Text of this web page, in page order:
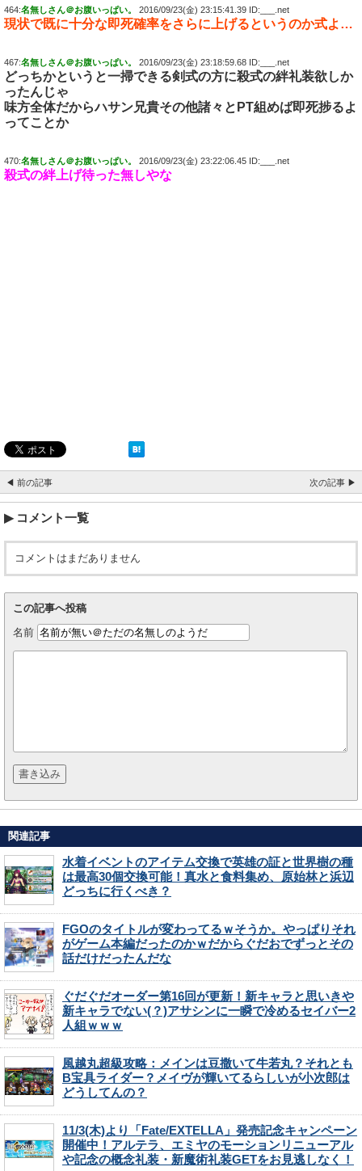
464:名無しさん＠お腹いっぱい。 2016/09/23(金) 23:15:41.39 ID:___.net
現状で既に十分な即死確率をさらに上げるというのか式よ…
467:名無しさん＠お腹いっぱい。 2016/09/23(金) 23:18:59.68 ID:___.net
どっちかというと一掃できる剣式の方に殺式の絆礼装欲しか
ったんじゃ
味方全体だからハサン兄貴その他諸々とPT組めば即死捗るよ
ってことか
470:名無しさん＠お腹いっぱい。 2016/09/23(金) 23:22:06.45 ID:___.net
殺式の絆上げ待った無しやな
◀ 前の記事 次の記事 ▶
コメント一覧
コメントはまだありません
この記事へ投稿
名前
関連記事
水着イベントのアイテム交換で英雄の証と世界樹の種
は最高30個交換可能！真水と食料集め、原始林と浜辺
どっちに行くべき？
FGOのタイトルが変わってるｗそうか。やっぱりそれ
がゲーム本編だったのかｗだからぐだおでずっとその
話だけだったんだな
ぐだぐだオーダー第16回が更新！新キャラと思いきや
新キャラでない(？)アサシンに一瞬で冷めるセイバー2
人組ｗｗｗ
風越丸超級攻略：メインは豆撒いて牛若丸？それとも
B宝具ライダー？メイヴが輝いてるらしいが小次郎は
どうしてんの？
11/3(木)より「Fate/EXTELLA」発売記念キャンペーン
開催中！アルテラ、エミヤのモーションリニューアル
や記念の概念礼装・新魔術礼装GETをお見逃しなく！